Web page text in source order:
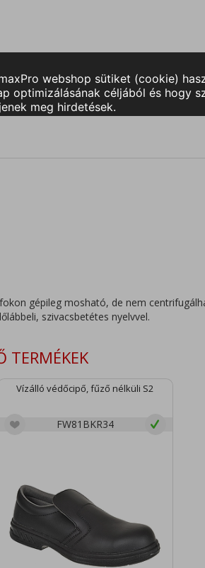
gépileg mosható, de nem
szivacsbetétes nyelvvel.
TERMÉKEK
Vízálló védőcipő, fűző nélküli S2
FW81BKR34